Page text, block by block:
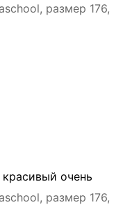
размер 176,
очень
размер 176,